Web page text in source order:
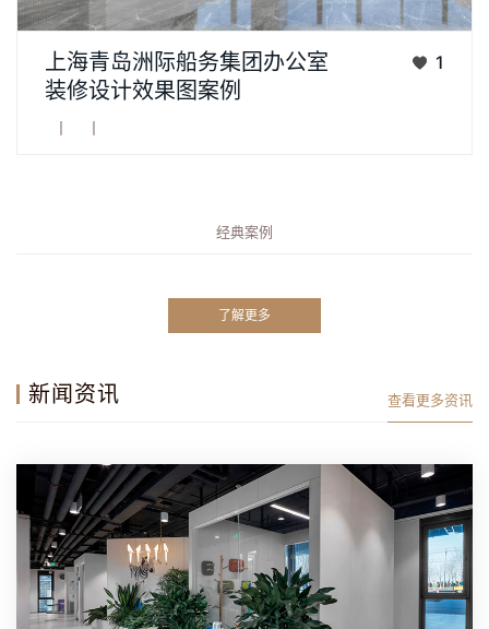
务提供商，为客户提供海运业价值链上全面的一站式航运解决方
上海青岛洲际船务集团办公室
装修设计效果图案例
1
丨 丨
经典案例
了解更多
新闻资讯 查看更多资讯